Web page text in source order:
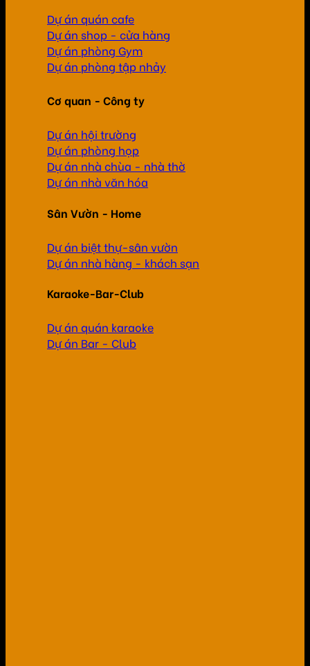
Dự án quán cafe
Dự án shop - cửa hàng
Dự án phòng Gym
Dự án phòng tập nhảy
Cơ quan - Công ty
Dự án hội trường
Dự án phòng họp
Dự án nhà chùa - nhà thờ
Dự án nhà văn hóa
Sân Vườn - Home
Dự án biệt thự-sân vườn
Dự án nhà hàng - khách sạn
Karaoke-Bar-Club
Dự án quán karaoke
Dự án Bar - Club